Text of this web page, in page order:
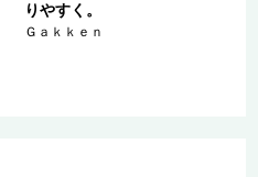
りやすく。
Ｇａｋｋｅｎ